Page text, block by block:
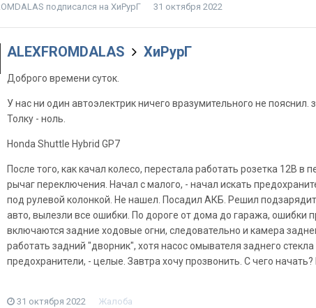
подписался на ХиРурГ 31 октября 2022
ALEXFROMDALAS ХиРурГ
Доброго времени суток.
У нас ни один автоэлектрик ничего вразумительного не пояснил.
Толку - ноль.
Honda Shuttle Hybrid GP7
После того, как качал колесо, перестала работать розетка 12В
рычаг переключения. Начал с малого, - начал искать
под рулевой колонкой. Не нашел. Посадил АКБ. Решил
авто, вылезли все ошибки. По дороге от дома до гаража, ошибки
включаются задние ходовые огни, следовательно и камера
работать задний "дворник", хотя насос омывателя заднего
предохранители, - целые. Завтра хочу прозвонить. С чего начать?
31 октября 2022 Жалоба